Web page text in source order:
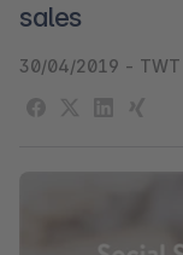
sales
30/04/2019 -